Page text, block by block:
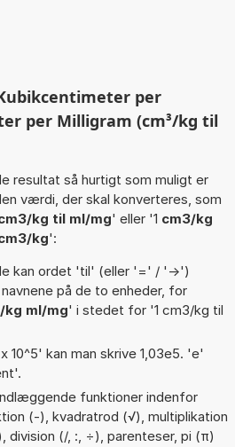
per
per Milligram (cm³/kg til
resultat så hurtigt som muligt er
værdi, der skal konverteres, som
kg til ml/mg' eller '1 cm3/kg
kg':
kan ordet 'til' (eller '=' / '->')
på de to enheder, for
kg ml/mg' i stedet for '1 cm3/kg til
10^5' kan man skrive 1,03e5. 'e'
funktioner indenfor
(-), kvadratrod (√), multiplikation
division (/, :, ÷), parenteser, pi (π)